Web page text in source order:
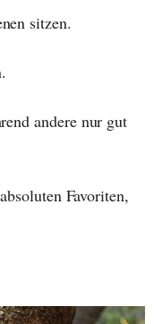
sitzen.
andere nur gut
Favoriten,